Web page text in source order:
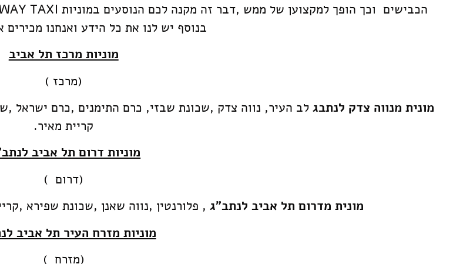
בנוסף יש לנו את כל הידע ואנחנו
מוניות מרכז תל אביב
(מרכז )
מונית מנווה צדק לנתבגלב העיר, נווה צדק ,שכונת שבזי, כרם התימנים ,כרם ישראל
קריית מאיר.
מוניות דרום תל אביב
(דרום )
מונית מדרום תל אביב לנתב"ג , פלורנטין ,נווה שאנן ,שכונת שפירא
מוניות מזרח העיר תל אביב
(מזרח )